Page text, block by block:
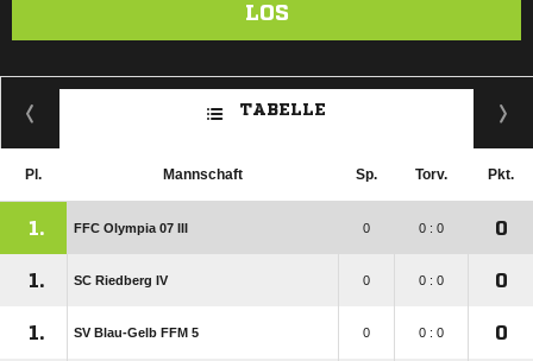
LOS
TABELLE
Pl. Mannschaft Sp. Torv. Pkt.
1. FFC Olympia 07 III 0 0 : 0 0
1. SC Riedberg IV 0 0 : 0 0
1. SV Blau-Gelb FFM 5 0 0 : 0 0